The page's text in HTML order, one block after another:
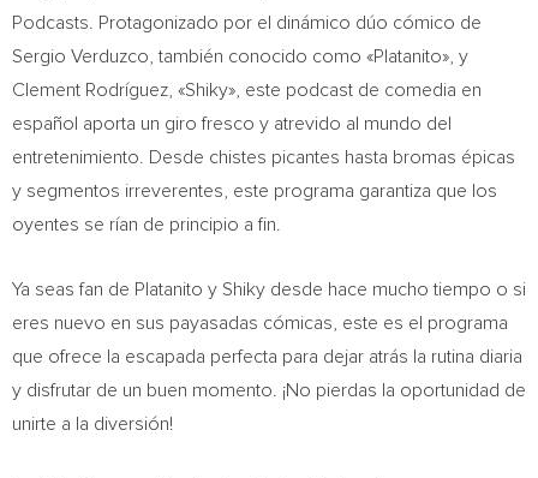
Podcasts. Protagonizado por el dinámico dúo cómico de
Sergio Verduzco , también conocido como «Platanito», y
Clement Rodríguez, «Shiky», este podcast de comedia en
español aporta un giro fresco y atrevido al mundo del
entretenimiento. Desde chistes picantes hasta bromas épicas
y segmentos irreverentes, este programa garantiza que los
oyentes se rían de principio a fin.
Ya seas fan de Platanito y Shiky desde hace mucho tiempo o si
eres nuevo en sus payasadas cómicas, este es el programa
que ofrece la escapada perfecta para dejar atrás la rutina diaria
y disfrutar de un buen momento. ¡No pierdas la oportunidad de
unirte a la diversión!